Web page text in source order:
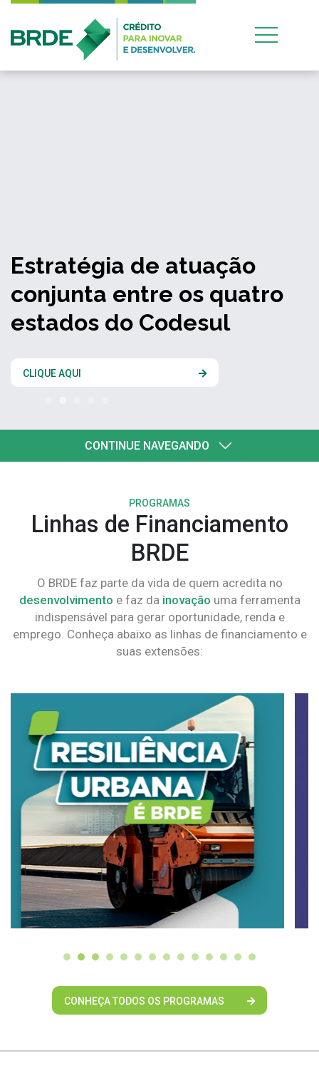
Estratégia de atuação
conjunta entre os quatro
estados do Codesul
CLIQUE AQUI
CONTINUE NAVEGANDO
PROGRAMAS
Linhas de Financiamento
BRDE
O BRDE faz parte da vida de quem acredita no
desenvolvimento e faz da inovação uma ferramenta
indispensável para gerar oportunidade, renda e
emprego. Conheça abaixo as linhas de financiamento e
suas extensões:
CONHEÇA TODOS OS PROGRAMAS